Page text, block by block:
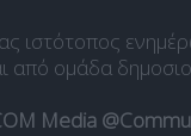
ιστότοπος
από ομάδα
Media